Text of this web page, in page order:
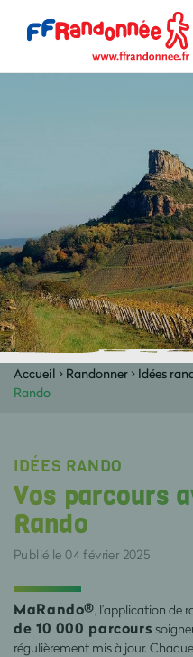
Accueil > Randonner> Idées
Rando
IDÉES RANDO
Vos parcours
Rando
Publié le 04 février 2025
MaRando®, l’application de
de 10 000 parcours
régulièrement mis à jour.